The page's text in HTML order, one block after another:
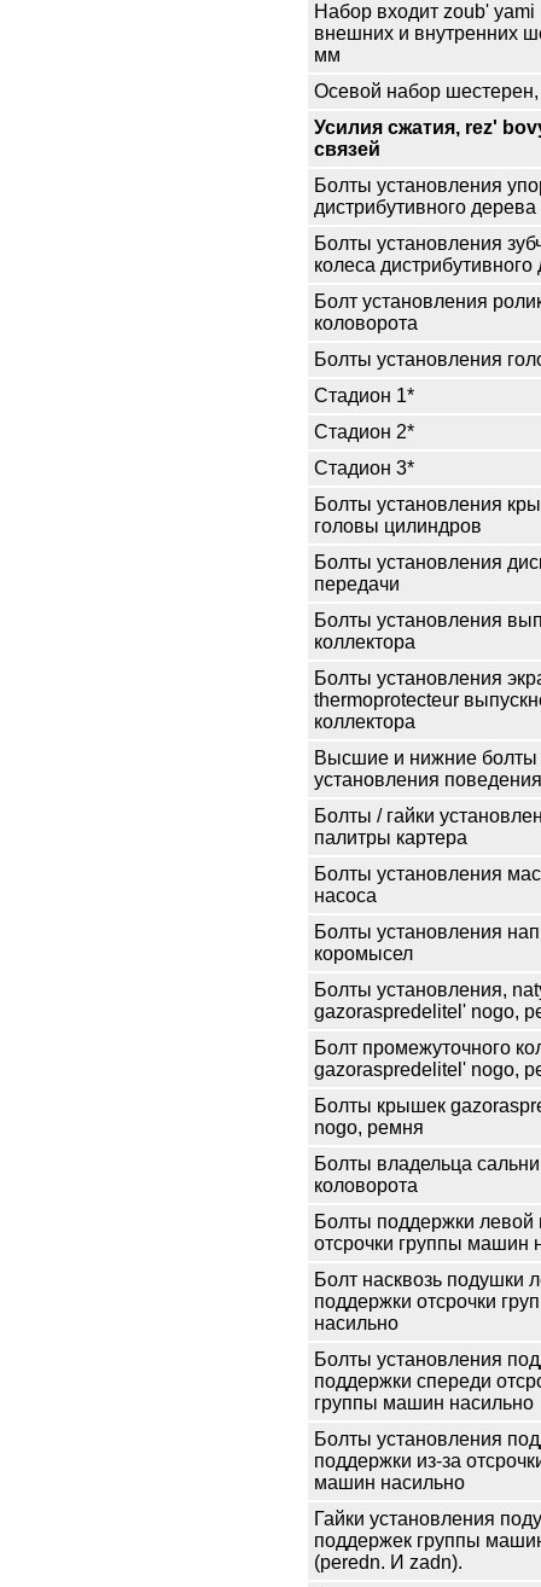
Набор входит zoub'
внешних и внутренних
мм
Осевой набор
Усилия сжатия, rez'
связей
Болты установления
дистрибутивного дерева
Болты установления
колеса дистрибутивного
Болт установления
коловорота
Болты установления
Стадион 1*
Стадион 2*
Стадион 3*
Болты установления
головы цилиндров
Болты установления
передачи
Болты установления
коллектора
Болты установления
thermoprotecteur
коллектора
Высшие и нижние болты
установления
Болты / гайки
палитры картера
Болты установления
насоса
Болты установления
коромысел
Болты установления,
gazoraspredelitel' nogo,
Болт промежуточного
gazoraspredelitel' nogo,
Болты крышек
nogo, ремня
Болты владельца
коловорота
Болты поддержки левой
отсрочки группы машин
Болт насквозь подушки
поддержки отсрочки
насильно
Болты установления
поддержки спереди
группы машин насильно
Болты установления
поддержки из-за
машин насильно
Гайки установления
поддержек группы
(peredn. И zadn).